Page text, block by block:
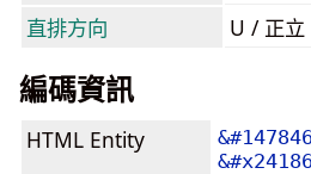
直排方向 U / 正立
編碼資訊
HTML Entity